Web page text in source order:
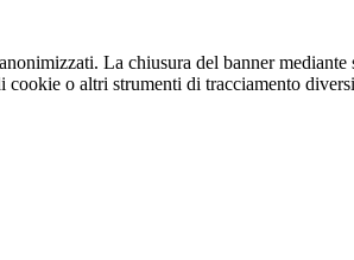
La chiusura del banner
cookie o altri strumenti di tracciamento